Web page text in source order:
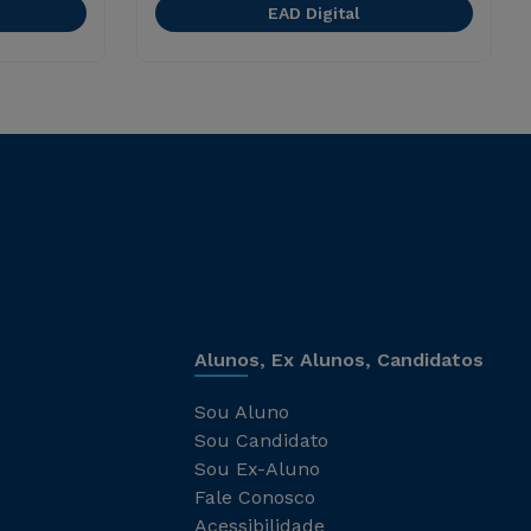
EAD Digital
Alunos, Ex Alunos, Candidatos
Sou Aluno
Sou Candidato
Sou Ex-Aluno
Fale Conosco
Acessibilidade